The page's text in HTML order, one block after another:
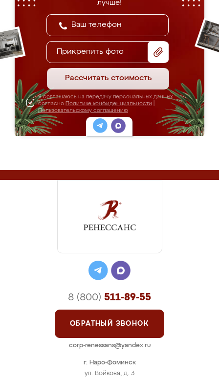
лучше!
Прикрепить фото
Рассчитать стоимость
Я соглашаюсь на передачу персональных данных
согласно Политике конфиденциальности
Пользовательскому соглашению
г. Наро-Фоминск
ул. Войкова, д. 3
8 (800) 511-89-55
ОБРАТНЫЙ ЗВОНОК
corp-renessans@yandex.ru